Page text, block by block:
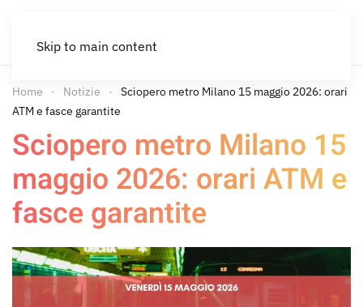
Skip to main content
Home Notizie
Sciopero metro Milano 15 maggio 2026: orari
ATM e fasce garantite
Sciopero metro Milano 15
maggio 2026: orari ATM e
fasce garantite